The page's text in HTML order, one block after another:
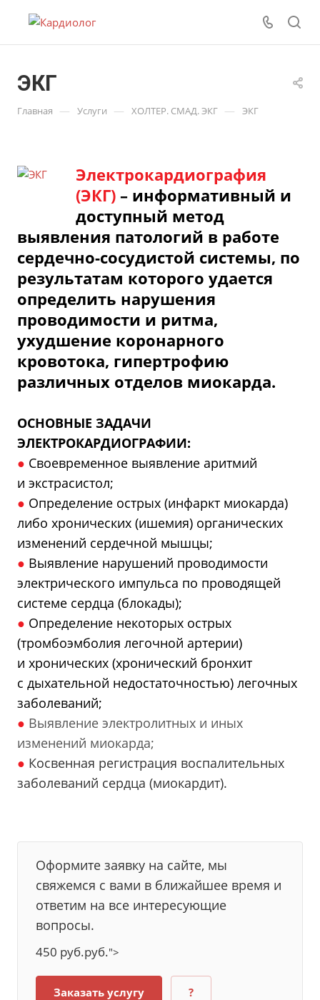
ЭКГ
Главная — Услуги — ХОЛТЕР. СМАД. ЭКГ — ЭКГ
Электрокардиография
(ЭКГ) – информативный и
доступный метод
выявления патологий в работе
сердечно-сосудистой системы, по
результатам которого удается
определить нарушения
проводимости и ритма,
ухудшение коронарного
кровотока, гипертрофию
различных отделов миокарда.
ОСНОВНЫЕ ЗАДАЧИ
ЭЛЕКТРОКАРДИОГРАФИИ:
● Своевременное выявление аритмий
и экстрасистол;
● Определение острых (инфаркт миокарда)
либо хронических (ишемия) органических
изменений сердечной мышцы;
● Выявление нарушений проводимости
электрического импульса по проводящей
системе сердца (блокады);
● Определение некоторых острых
(тромбоэмболия легочной артерии)
и хронических (хронический бронхит
с дыхательной недостаточностью) легочных
заболеваний;
● Выявление электролитных и иных
изменений миокарда;
● Косвенная регистрация воспалительных
заболеваний сердца (миокардит).
Оформите заявку на сайте, мы
свяжемся с вами в ближайшее время и
ответим на все интересующие
вопросы.
450 руб.руб.">
Заказать услугу ?